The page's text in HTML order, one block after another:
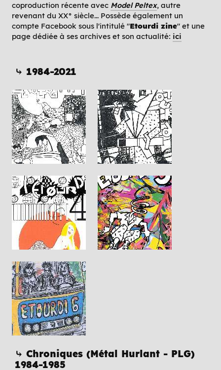
coproduction récente avec Model Peltex, autre
revenant du XX° siècle... Possède également un
compte Facebook sous l'intitulé "Etourdi zine" et une
page dédiée à ses archives et son actualité: ici
⤷ 1984-2021
⤷ Chroniques (Métal Hurlant - PLG)
1984-1985